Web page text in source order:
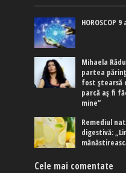
HOROSCOP
Mihaela
partea
fost ștearsă
parcă aș fi
mine”
Remediul
digestivă:
Cele mai comentate